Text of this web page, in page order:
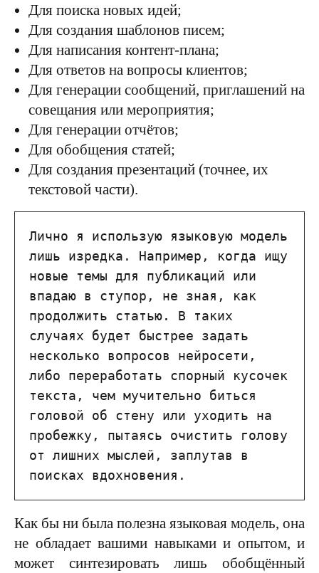
Для поиска новых идей;
Для создания шаблонов писем;
Для написания контент-плана;
Для ответов на вопросы клиентов;
Для генерации сообщений, приглашений на
совещания или мероприятия;
Для генерации отчётов;
Для обобщения статей;
Для создания презентаций (точнее, их
текстовой части).
Лично я использую языковую модель
лишь изредка. Например, когда ищу
новые темы для публикаций или
впадаю в ступор, не зная, как
продолжить статью. В таких
случаях будет быстрее задать
несколько вопросов нейросети,
либо переработать спорный кусочек
текста, чем мучительно биться
головой об стену или уходить на
пробежку, пытаясь очистить голову
от лишних мыслей, заплутав в
поисках вдохновения.
Как бы ни была полезна языковая модель, она
не обладает вашими навыками и опытом, и
может синтезировать лишь обобщённый